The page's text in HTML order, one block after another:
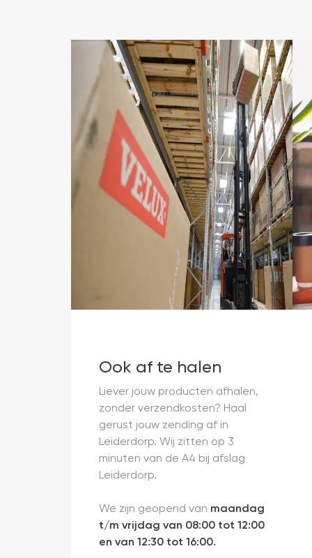
Ook af te halen
Liever jouw producten afhalen,
zonder verzendkosten? Haal
gerust jouw zending af in
Leiderdorp. Wij zitten op 3
minuten van de A4 bij afslag
Leiderdorp.
We zijn geopend van maandag
t/m vrijdag van 08:00 tot 12:00
en van 12:30 tot 16:00.